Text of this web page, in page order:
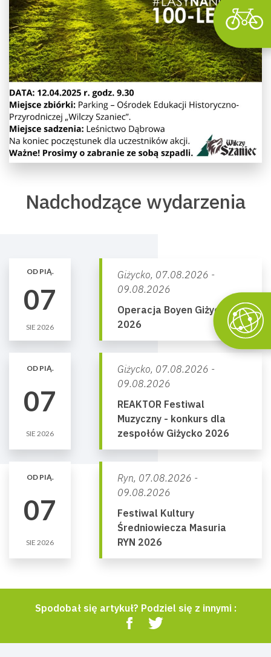
Nadchodzące wydarzenia
OD PIĄ.
07
SIE 2026
Giżycko, 07.08.2026 -
09.08.2026
Operacja Boyen Giżycko
2026
OD PIĄ.
07
SIE 2026
Giżycko, 07.08.2026 -
09.08.2026
REAKTOR Festiwal
Muzyczny - konkurs dla
zespołów Giżycko 2026
OD PIĄ.
07
SIE 2026
Ryn, 07.08.2026 -
09.08.2026
Festiwal Kultury
Średniowiecza Masuria
RYN 2026
Spodobał się artykuł? Podziel się z innymi :